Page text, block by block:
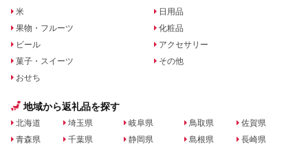
米
果物・フルーツ
ビール
菓子・スイーツ
おせち
日用品
化粧品
アクセサリー
その他
地域から返礼品を探す
北海道
青森県
埼玉県
千葉県
岐阜県
静岡県
鳥取県
島根県
佐賀県
長崎県